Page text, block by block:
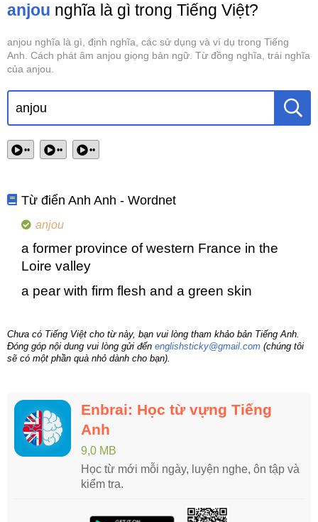
anjou nghĩa là gì trong Tiếng Việt?
anjou nghĩa là gì, định nghĩa, các sử dụng và ví dụ trong Tiếng
Anh. Cách phát âm anjou giọng bản ngữ. Từ đồng nghĩa, trái nghĩa
của anjou.
•• •• ••
Từ điển Anh Anh - Wordnet
anjou
a former province of western France in the
Loire valley
a pear with firm flesh and a green skin
Chưa có Tiếng Việt cho từ này, bạn vui lòng tham khảo bản Tiếng Anh.
Đóng góp nội dung vui lòng gửi đến englishsticky@gmail.com (chúng tôi
sẽ có một phần quà nhỏ dành cho bạn).
Enbrai: Học từ vựng Tiếng
Anh
9,0 MB
Học từ mới mỗi ngày, luyện nghe, ôn tập và
kiểm tra.